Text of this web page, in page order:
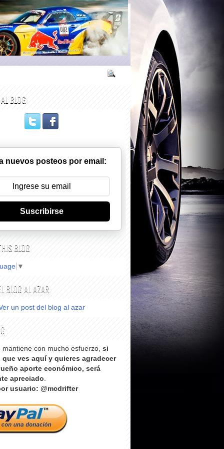
BLOG
nuevos posteos por email:
Suscribirse
BLOG
▼
BLOG AL AZAR
un post del blog al azar
mantiene con mucho esfuerzo, si
ves aquí y quieres agradecer
aporte económico, será
apreciado.
usuario: @mcdrifter